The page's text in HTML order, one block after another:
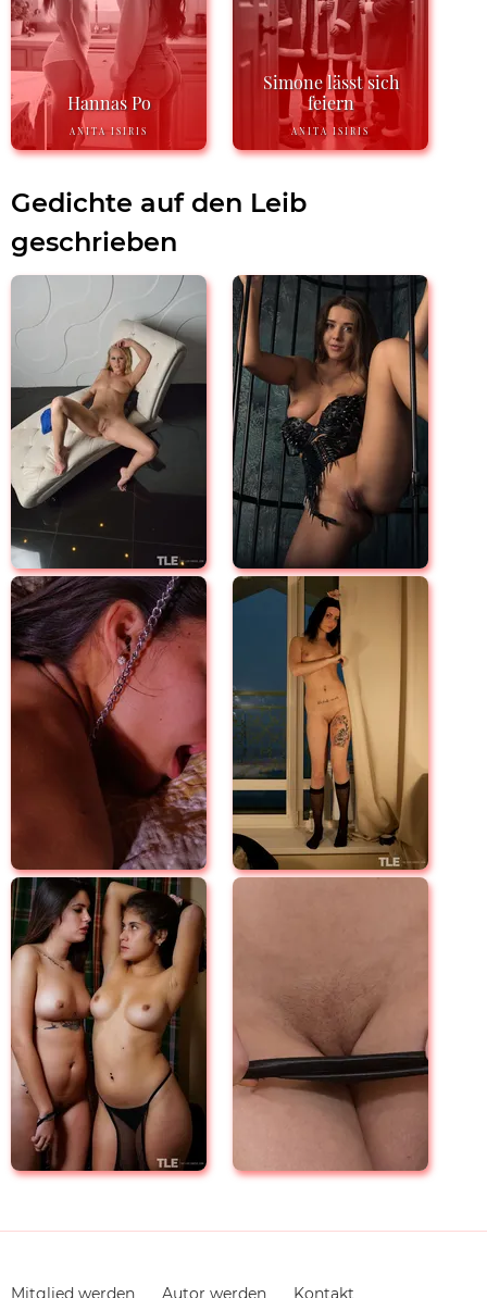
Hannas Po
ANITA ISIRIS
Simone lässt sich
feiern
ANITA ISIRIS
Gedichte auf den Leib
geschrieben
Navigation
Mitglied werden Autor werden Kontakt